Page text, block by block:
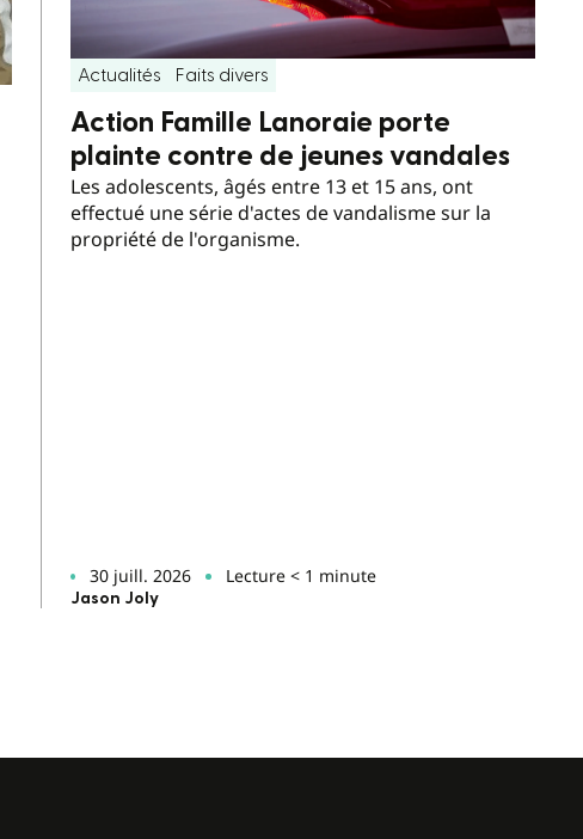
Actualités Faits divers
Action Famille Lanoraie porte
plainte contre de jeunes vandales
Les adolescents, âgés entre 13 et 15 ans, ont
effectué une série d'actes de vandalisme sur la
propriété de l'organisme.
30 juill. 2026 Lecture < 1 minute
Jason Joly